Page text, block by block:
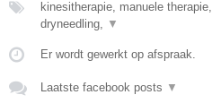
kinesitherapie, manuele
dryneedling,
▼
Er wordt gewerkt op afspraak.
Laatste facebook posts ▼